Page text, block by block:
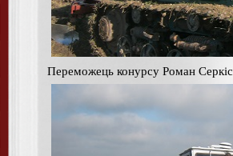
Переможець конурсу Роман Серкіс